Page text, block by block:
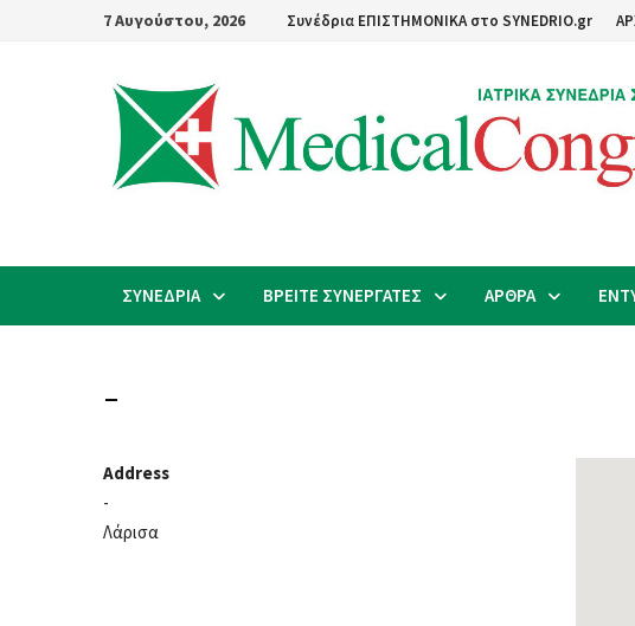
7 Αυγούστου, 2026 Συνέδρια ΕΠΙΣΤΗΜΟΝΙΚΑ στο SYNEDRIO.gr
ΣΥΝΕΔΡΙΑ ΒΡΕΙΤΕ ΣΥΝΕΡΓΑΤΕΣ ΑΡΘΡΑ
–
Address
-
Λάρισα